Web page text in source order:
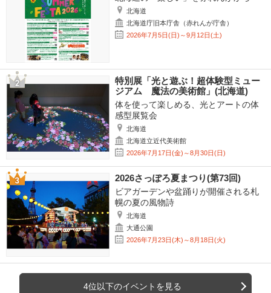
北海道
北海道庁旧本庁舎（赤れんが庁舎）
2026年7月5日(日)～9月12日(土)
特別展「光と遊ぶ！超体験型ミュー
ジアム 魔法の美術館」(北海道)
体を使って楽しめる、光とアートの体
感型展覧会
北海道
北海道立近代美術館
2026年7月17日(金)～8月30日(日)
2026さっぽろ夏まつり(第73回)
ビアガーデンや盆踊りが開催される札
幌の夏の風物詩
北海道
大通公園
2026年7月23日(木)～8月18日(火)
4位以下のイベントを見る